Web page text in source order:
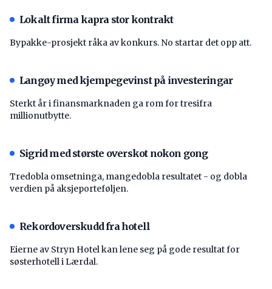
Lokalt firma kapra stor kontrakt
Bypakke-prosjekt råka av konkurs. No startar det opp att.
Langøy med kjempegevinst på investeringar
Sterkt år i finansmarknaden ga rom for tresifra
millionutbytte.
Sigrid med største overskot nokon gong
Tredobla omsetninga, mangedobla resultatet - og dobla
verdien på aksjeporteføljen.
Rekordoverskudd fra hotell
Eierne av Stryn Hotel kan lene seg på gode resultat for
søsterhotell i Lærdal.